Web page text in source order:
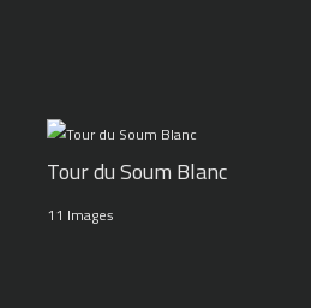
Tour du Soum Blanc
11 Images